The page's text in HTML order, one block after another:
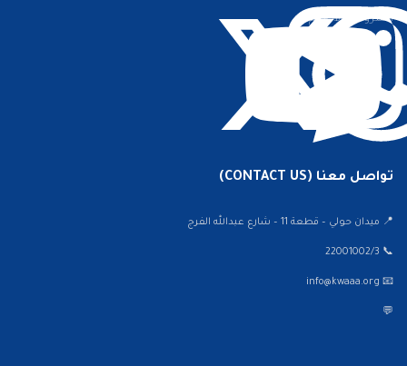
الشروط والأحكام
تواصل معنا (CONTACT US)
📍 ميدان حولي – قطعة 11 – شارع عبدالله الفرج
📞 22001002/3
📧 info@kwaaa.org
💬